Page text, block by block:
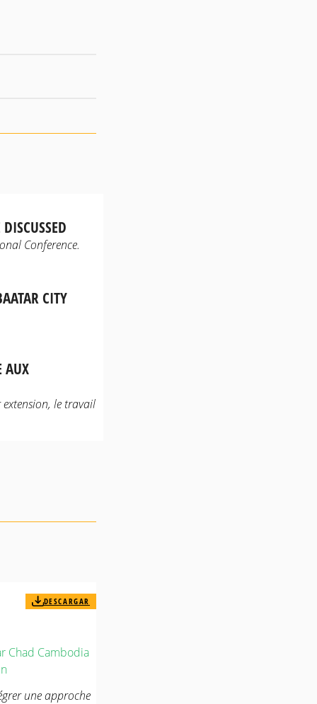
Conference.
CITY
AUX
extension, le travail
DESCARGAR
Chad Cambodia
une approche